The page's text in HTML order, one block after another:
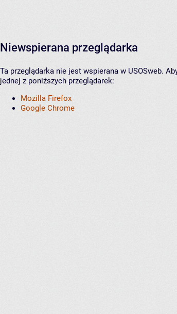
Niewspierana przeglądarka
Ta przeglądarka nie jest wspierana w USOSweb.
jednej z poniższych przeglądarek:
Mozilla Firefox
Google Chrome